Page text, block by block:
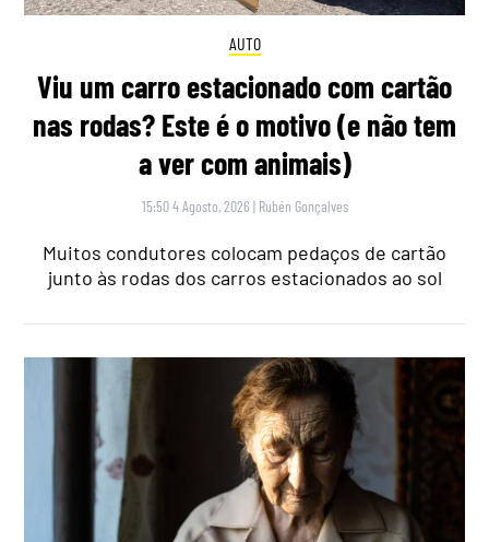
AUTO
Viu um carro estacionado com cartão
nas rodas? Este é o motivo (e não tem
a ver com animais)
15:50 4 Agosto, 2026 | Rubén Gonçalves
Muitos condutores colocam pedaços de cartão
junto às rodas dos carros estacionados ao sol